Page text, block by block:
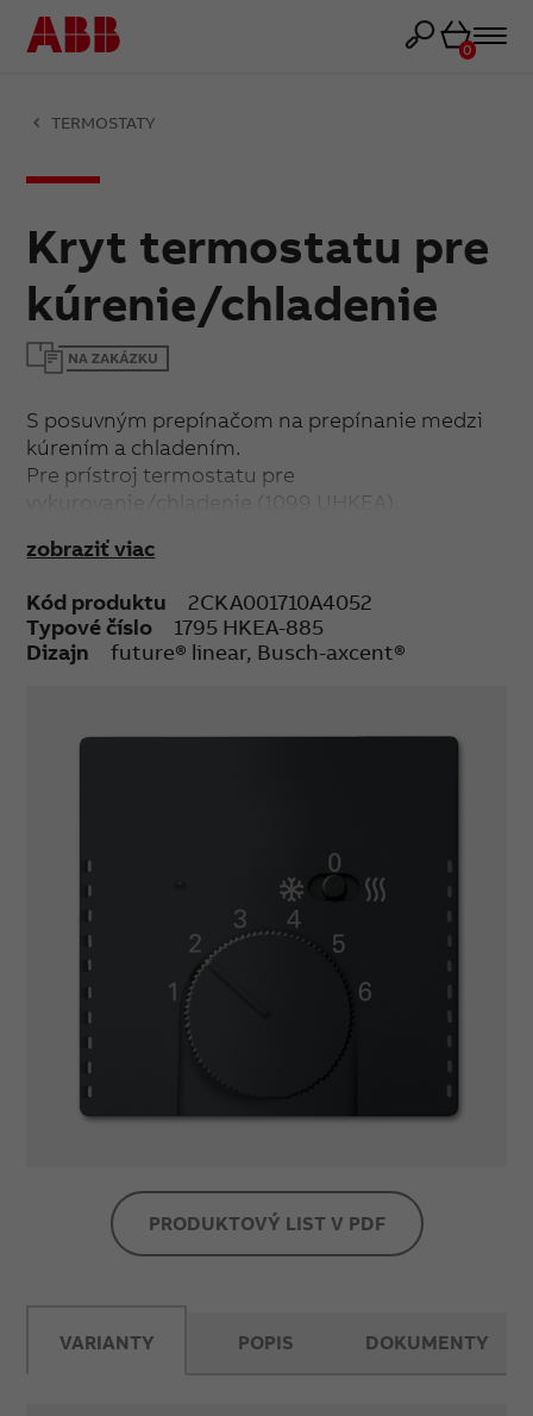
Košík
0
TERMOSTATY
Kryt termostatu pre
kúrenie/chladenie
S posuvným prepínačom na prepínanie medzi
kúrením a chladením.
Pre prístroj termostatu pre
vykurovanie/chladenie (1099 UHKEA).
zobraziť viac
Kód produktu
2CKA001710A4052
Typové číslo
1795 HKEA-885
Dizajn
future® linear, Busch-axcent®
PRODUKTOVÝ LIST V PDF
VARIANTY POPIS DOKUMENTY